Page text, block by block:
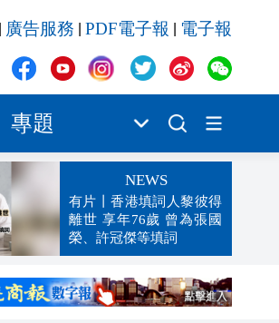
廣告服務 PDF電子報 電子報
專題
NEWS
有片丨香港填詞人黎彼得
離世 享年76歲 曾為張國
榮、許冠傑等填詞